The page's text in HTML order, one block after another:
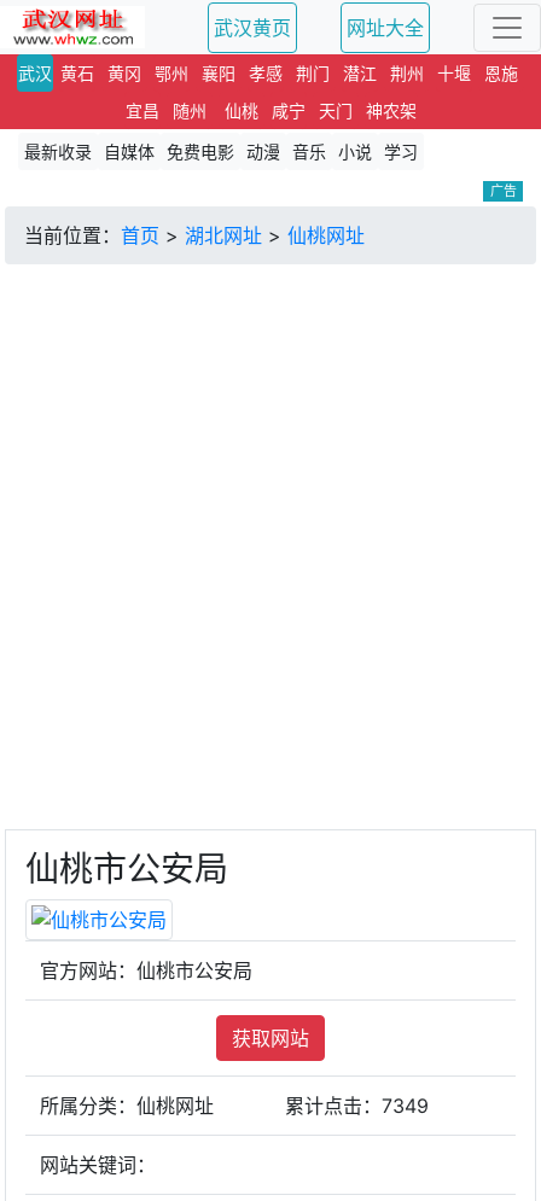
武汉黄页 网址大全
武汉 黄石 黄冈 鄂州 襄阳 孝感 荆门 潜江 荆州 十堰
恩施
宜昌
随州 仙桃 咸宁 天门
神农架
最新收录
自媒体 免费电影 动漫 音乐 小说 学习
广告
当前位置： 首页 > 湖北网址 > 仙桃网址
仙桃市公安局
官方网站：仙桃市公安局
获取网站
所属分类：仙桃网址 累计点击： 7349
网站关键词：